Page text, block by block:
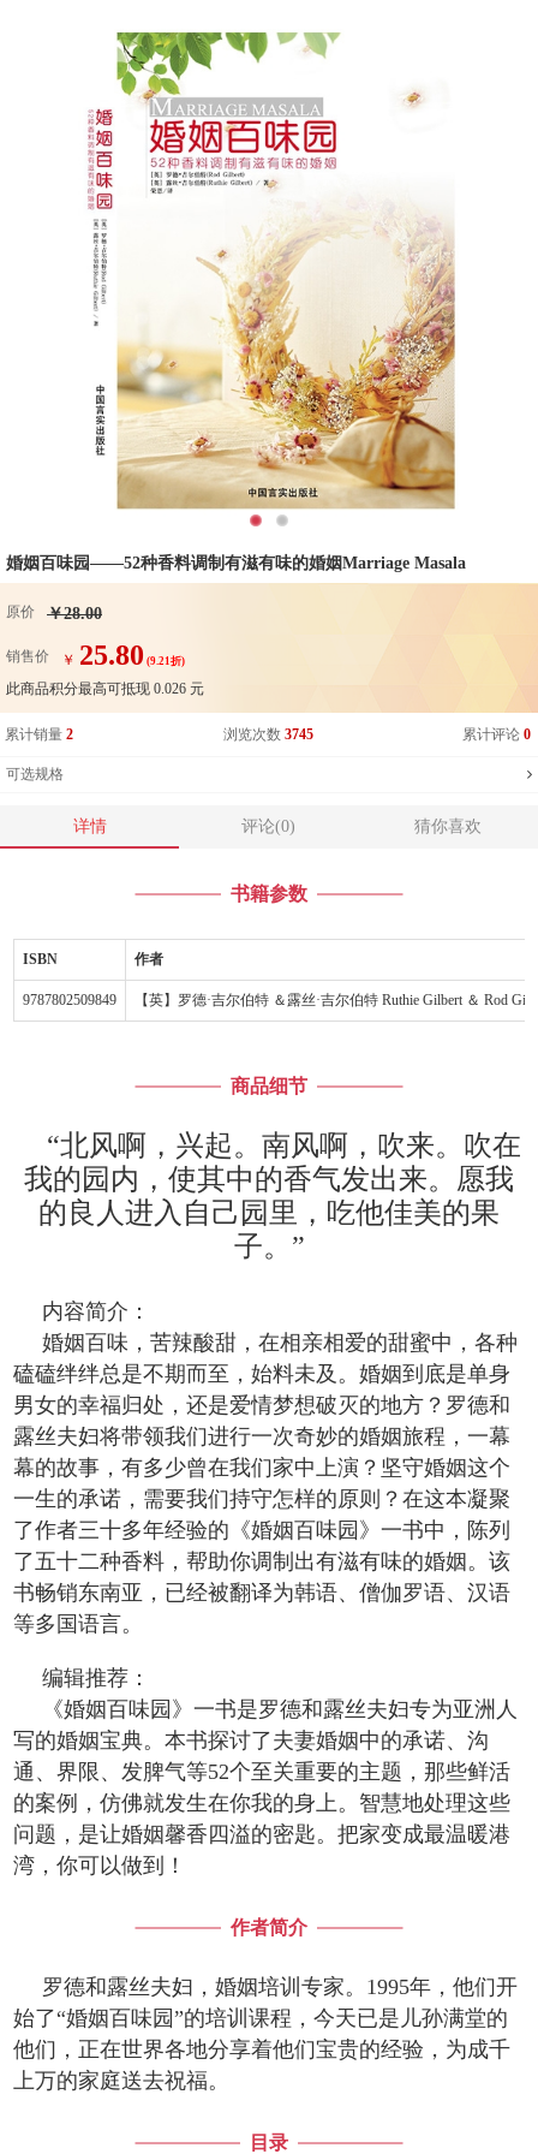
婚姻百味园——52种香料调制有滋有味的婚姻Marriage Masala
原价 ￥28.00
销售价 ￥ 25.80 (9.21折)
此商品积分最高可抵现 0.026 元
累计销量 2 浏览次数 3745 累计评论 0
可选规格
详情 评论(0) 猜你喜欢
书籍参数
ISBN 作者
9787802509849 【英】罗德·吉尔伯特 ＆露丝·吉尔伯特 Ruthie Gilbert ＆ Rod
商品细节
“北风啊，兴起。南风啊，吹来。吹在
我的园内，使其中的香气发出来。愿我
的良人进入自己园里，吃他佳美的果
子。”
内容简介：
婚姻百味，苦辣酸甜，在相亲相爱的甜蜜中，各种
磕磕绊绊总是不期而至，始料未及。婚姻到底是单身
男女的幸福归处，还是爱情梦想破灭的地方？罗德和
露丝夫妇将带领我们进行一次奇妙的婚姻旅程，一幕
幕的故事，有多少曾在我们家中上演？坚守婚姻这个
一生的承诺，需要我们持守怎样的原则？在这本凝聚
了作者三十多年经验的《婚姻百味园》一书中，陈列
了五十二种香料，帮助你调制出有滋有味的婚姻。该
书畅销东南亚，已经被翻译为韩语、僧伽罗语、汉语
等多国语言。
编辑推荐：
《婚姻百味园》一书是罗德和露丝夫妇专为亚洲人
写的婚姻宝典。本书探讨了夫妻婚姻中的承诺、沟
通、界限、发脾气等52个至关重要的主题，那些鲜活
的案例，仿佛就发生在你我的身上。智慧地处理这些
问题，是让婚姻馨香四溢的密匙。把家变成最温暖港
湾，你可以做到！
作者简介
罗德和露丝夫妇，婚姻培训专家。1995年，他们开
始了“婚姻百味园”的培训课程，今天已是儿孙满堂的
他们，正在世界各地分享着他们宝贵的经验，为成千
上万的家庭送去祝福。
目录